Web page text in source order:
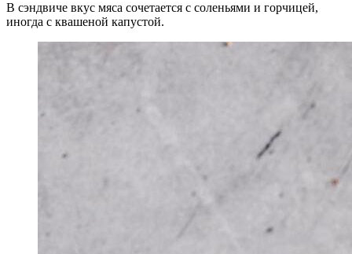
В сэндвиче вкус мяса сочетается с соленьями и горчицей,
иногда с квашеной капустой.